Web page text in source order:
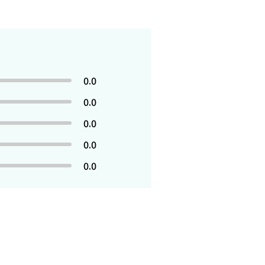
0.0
0.0
0.0
0.0
0.0